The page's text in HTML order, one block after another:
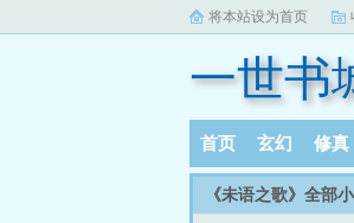
将本站设为首页
一世书
首页 玄幻 修真
《未语之歌》全部